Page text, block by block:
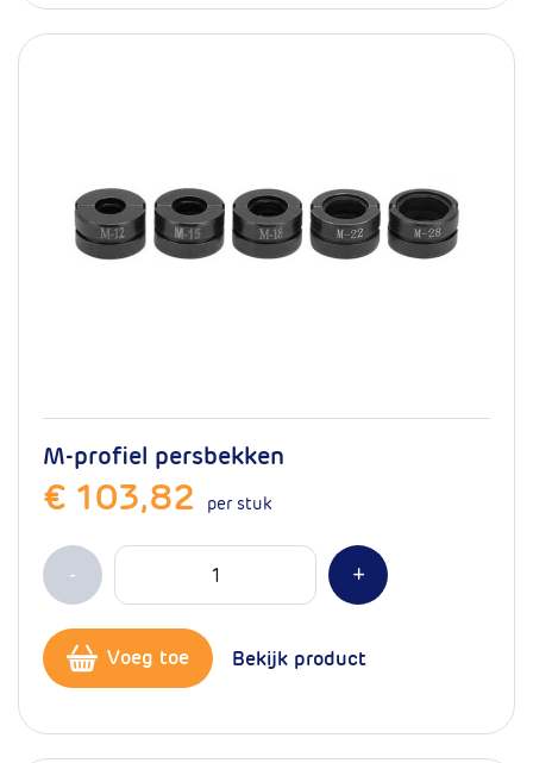
M-profiel persbekken
€ 103,82 per stuk
- Min 1
Aantal
+Plus 1
Voeg toe Bekijk product